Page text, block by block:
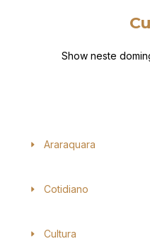
Show neste
Araraquara
Cotidiano
Cultura